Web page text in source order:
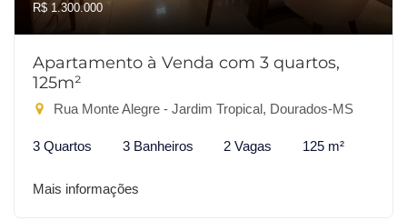
R$ 1.300.000
Apartamento à Venda com 3 quartos,
125m²
Rua Monte Alegre - Jardim Tropical, Dourados-MS
3 Quartos 3 Banheiros 2 Vagas 125 m²
Mais informações